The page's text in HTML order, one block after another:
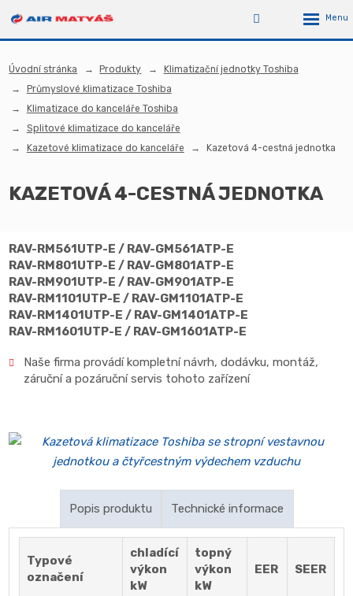
Úvodní stránka Produkty
Klimatizační jednotky Toshiba
Průmyslové klimatizace Toshiba
Klimatizace do kanceláře Toshiba
Splitové klimatizace do kanceláře
Kazetové klimatizace do kanceláře
Kazetová 4-cestná jednotka
KAZETOVÁ 4-CESTNÁ JEDNOTKA
RAV-RM561UTP-E / RAV-GM561ATP-E
RAV-RM801UTP-E / RAV-GM801ATP-E
RAV-RM901UTP-E / RAV-GM901ATP-E
RAV-RM1101UTP-E / RAV-GM1101ATP-E
RAV-RM1401UTP-E / RAV-GM1401ATP-E
RAV-RM1601UTP-E / RAV-GM1601ATP-E
Naše firma provádí kompletní návrh, dodávku, montáž,
záruční a pozáruční servis tohoto zařízení
Popis produktu
Možnost kombinace s venkovní jednotkou Digital
Inverter nebo Super Digital Inverter ( jednofázový,
třífázový )
Technické informace
Typové
označení
chladící
výkon
kW
topný
výkon
kW
EER SEER
Dostupnost: Skladem